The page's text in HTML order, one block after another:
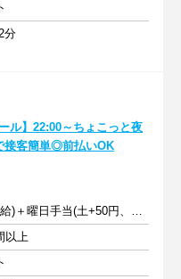
分
ル】22:00～ちょこっと夜
接客簡単◎前払いOK
時給1500円(深夜時給)＋曜日手当(土+50円、日祝+70円)
以上